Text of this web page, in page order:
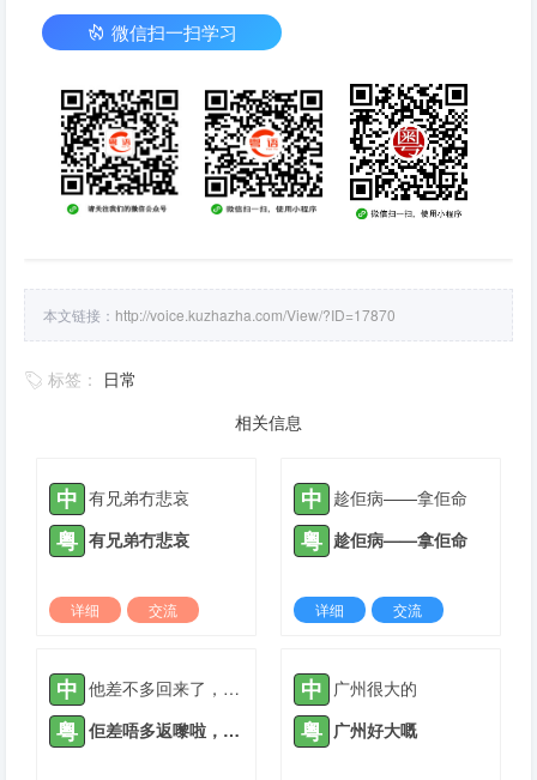
微信扫一扫学习
本文链接： http://voice.kuzhazha.com/View/?ID=17870
标签： 日常
相关信息
中 有兄弟冇悲哀
粤 有兄弟冇悲哀
详细
交流
中 趁佢病——拿佢命
粤 趁佢病——拿佢命
详细
交流
中 他差不多回来了，我们快点动手做饭吧
粤 佢差唔多返嚟啦，我哋快啲喐手煮饭啦
中 广州很大的
粤 广州好大嘅